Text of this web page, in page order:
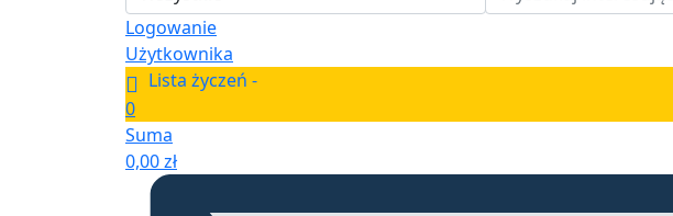
Logowanie
Użytkownika
Lista życzeń -
0
Suma
0,00zł